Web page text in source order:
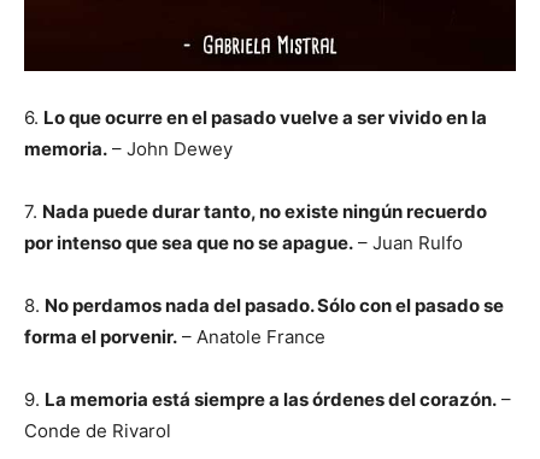
6. Lo que ocurre en el pasado vuelve a ser vivido en la
memoria. – John Dewey
7. Nada puede durar tanto, no existe ningún recuerdo
por intenso que sea que no se apague. – Juan Rulfo
8. No perdamos nada del pasado. Sólo con el pasado se
forma el porvenir. – Anatole France
9. La memoria está siempre a las órdenes del corazón. –
Conde de Rivarol